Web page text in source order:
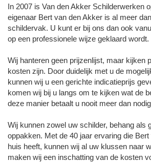
In 2007 is Van den Akker Schilderwerken
eigenaar Bert van den Akker is al meer
schildervak. U kunt er bij ons dan ook
op een professionele wijze geklaard wordt.
Wij hanteren geen prijzenlijst, maar kijken
kosten zijn. Door duidelijk met u de
kunnen wij u een gerichte indicatieprijs
komen wij bij u langs om te kijken wat de
deze manier betaalt u nooit meer dan
Wij kunnen zowel uw schilder, behang als
oppakken. Met de 40 jaar ervaring die
huis heeft, kunnen wij al uw klussen naar
maken wij een inschatting van de kosten